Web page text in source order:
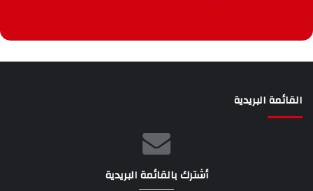
القائمة البريدية
أشترك بالقائمة البريدية